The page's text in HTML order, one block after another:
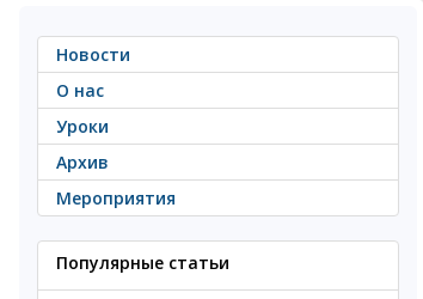
Новости
О нас
Уроки
Архив
Мероприятия
Популярные статьи